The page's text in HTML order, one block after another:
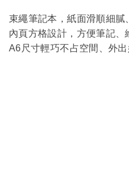
束繩筆記本，紙面滑順細膩
內頁方格設計，方便筆記、
A6尺寸輕巧不占空間、外